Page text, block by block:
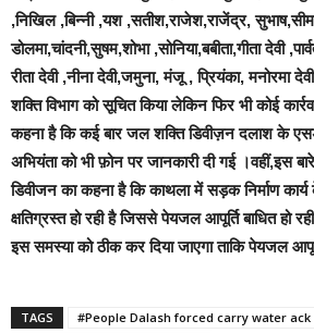
,निखिल ,बिन्नी ,यश ,सतीश,राजेश,राजेंद्र,
डोलमा,चांदनी,सुषम,शोभा ,सोनिया,बबीता,गीता देवी
रीता देवी ,नीना देवी,जमुना, मंजू , प्रियंका, मनोरमा
शक्ति विभाग को सूचित किया लेकिन फिर भी कोई
कहना है कि कई बार जल शक्ति डिवीज़न दलाश के
अभियंता को भी फ़ोन पर जानकारी दी गई ।वहीं,इस
डिवीजन का कहना है कि काथला में सड़क निर्माण
क्षतिग्रस्त हो रही है जिससे पेयजल आपूर्ति बाधित हो
इस समस्या को ठीक कर दिया जाएगा ताकि पेयजल
TAGS
#People Dalash forced carry water ack